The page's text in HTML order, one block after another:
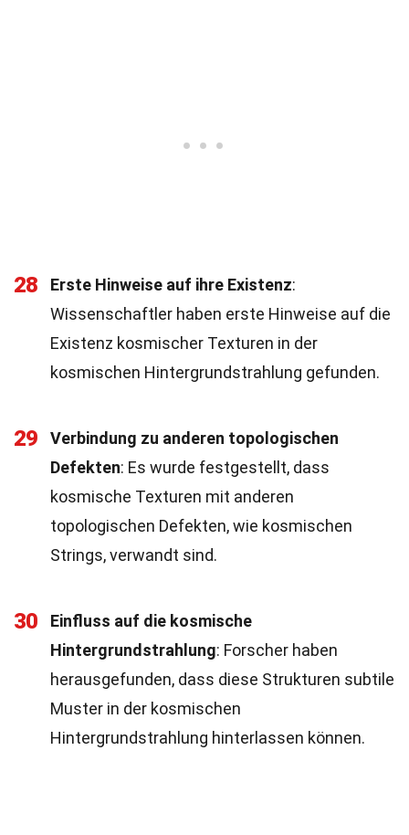
28 Erste Hinweise auf ihre Existenz:
Wissenschaftler haben erste Hinweise auf die
Existenz kosmischer Texturen in der
kosmischen Hintergrundstrahlung gefunden.
29
Verbindung zu anderen topologischen
Defekten: Es wurde festgestellt, dass
kosmische Texturen mit anderen
topologischen Defekten, wie kosmischen
Strings, verwandt sind.
30
Einfluss auf die kosmische
Hintergrundstrahlung: Forscher haben
herausgefunden, dass diese Strukturen subtile
Muster in der kosmischen
Hintergrundstrahlung hinterlassen können.